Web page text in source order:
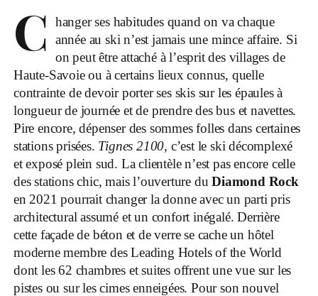
C
hanger ses habitudes quand on va chaque
année au ski n’est jamais une mince affaire. Si
on peut être attaché à l’esprit des villages de
Haute-Savoie ou à certains lieux connus, quelle
contrainte de devoir porter ses skis sur les épaules à
longueur de journée et de prendre des bus et navettes.
Pire encore, dépenser des sommes folles dans certaines
stations prisées. Tignes 2100, c’est le ski décomplexé
et exposé plein sud. La clientèle n’est pas encore celle
des stations chic, mais l’ouverture duDiamond Rock
en 2021 pourrait changer la donne avec un parti pris
architectural assumé et un confort inégalé. Derrière
cette façade de béton et de verre se cache un hôtel
moderne membre des Leading Hotels of the World
dont les 62 chambres et suites offrent une vue sur les
pistes ou sur les cimes enneigées. Pour son nouvel